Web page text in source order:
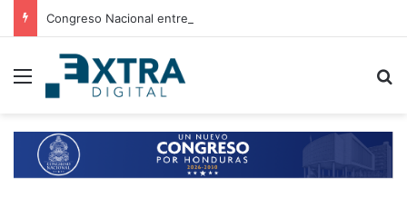
Menu